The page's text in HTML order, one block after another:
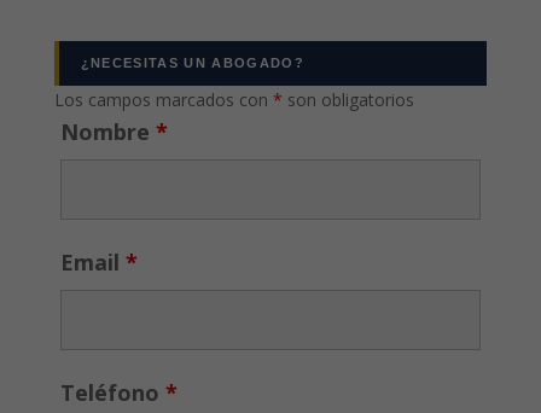
¿NECESITAS UN ABOGADO?
Los campos marcados con * son obligatorios
Nombre *
Email *
Teléfono *